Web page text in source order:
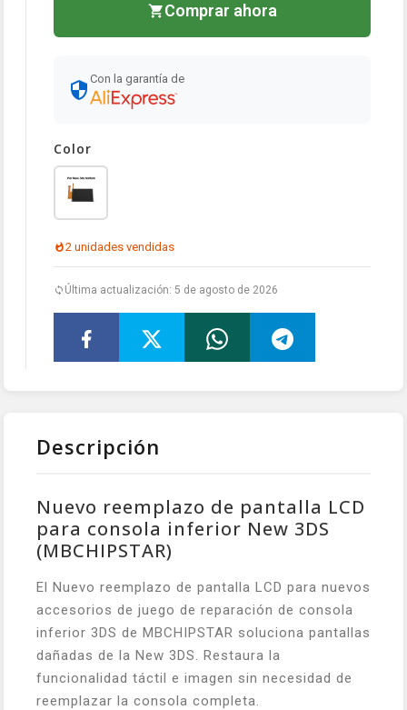
Comprar ahora
Con la garantía de
Color
2 unidades vendidas
Última actualización: 5 de agosto de 2026
Descripción
Nuevo reemplazo de pantalla LCD
para consola inferior New 3DS
(MBCHIPSTAR)
El Nuevo reemplazo de pantalla LCD para nuevos
accesorios de juego de reparación de consola
inferior 3DS de MBCHIPSTAR soluciona pantallas
dañadas de la New 3DS. Restaura la
funcionalidad táctil e imagen sin necesidad de
reemplazar la consola completa.